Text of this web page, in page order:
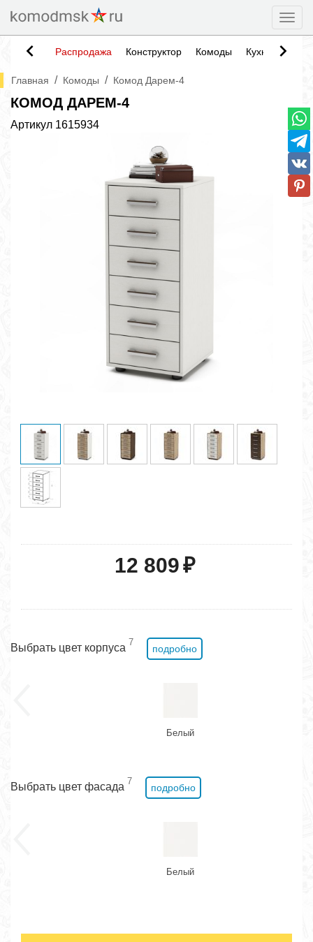
Распродажа Конструктор Комоды Кухни
Главная / Комоды / Комод Дарем-4
КОМОД ДАРЕМ-4
Артикул 1615934
12 809₽
Выбрать цвет корпуса 7
подробно
Белый
Выбрать цвет фасада 7
подробно
Белый